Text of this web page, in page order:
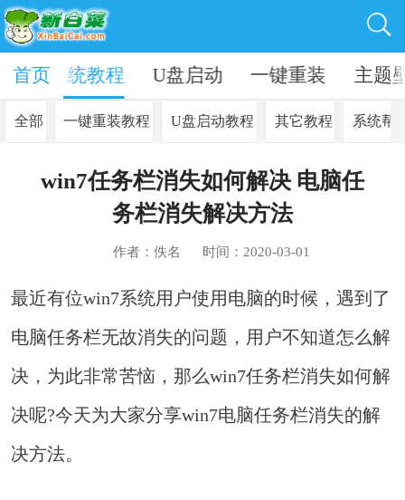
系统教程 U盘启动 一键重装 主题
首页
全部 一键重装教程 U盘启动教程 其它教程 系统帮
win7任务栏消失如何解决 电脑任
务栏消失解决方法
作者：佚名 时间：2020-03-01
最近有位win7系统用户使用电脑的时候，遇到了
电脑任务栏无故消失的问题，用户不知道怎么解
决，为此非常苦恼，那么win7任务栏消失如何解
决呢?今天为大家分享win7电脑任务栏消失的解
决方法。